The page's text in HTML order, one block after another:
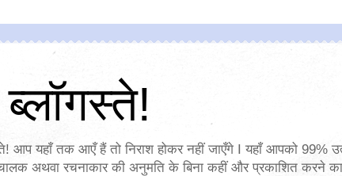
आप यहाँ तक आएँ हैं तो निराश होकर नहीं जाएँगे I यहाँ आपको 99%
अथवा रचनाकार की अनुमति के बिना कहीं और प्रकाशित करने